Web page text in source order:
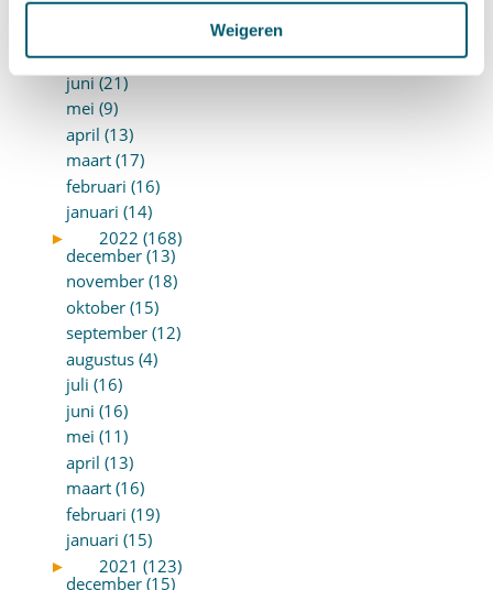
Weigeren
september (14)
juli (19)
juni (21)
mei (9)
april (13)
maart (17)
februari (16)
januari (14)
►
2022 (168)
december (13)
november (18)
oktober (15)
september (12)
augustus (4)
juli (16)
juni (16)
mei (11)
april (13)
maart (16)
februari (19)
januari (15)
►
2021 (123)
december (15)